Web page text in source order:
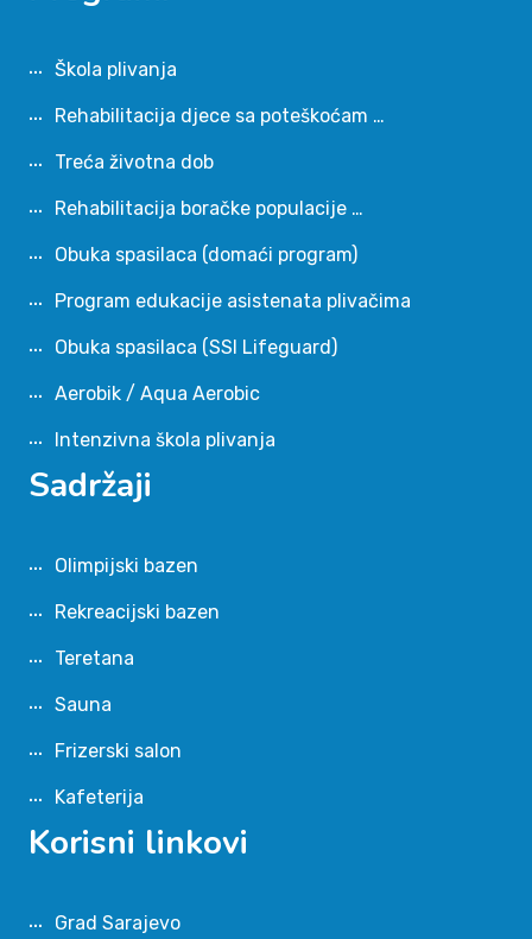
Škola plivanja
Rehabilitacija djece sa poteškoćam …
Treća životna dob
Rehabilitacija boračke populacije …
Obuka spasilaca (domaći program)
Program edukacije asistenata plivačima
Obuka spasilaca (SSI Lifeguard)
Aerobik / Aqua Aerobic
Intenzivna škola plivanja
Sadržaji
Olimpijski bazen
Rekreacijski bazen
Teretana
Sauna
Frizerski salon
Kafeterija
Korisni linkovi
Grad Sarajevo